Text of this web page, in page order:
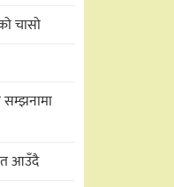
चासो
सम्झनामा
आउँदै